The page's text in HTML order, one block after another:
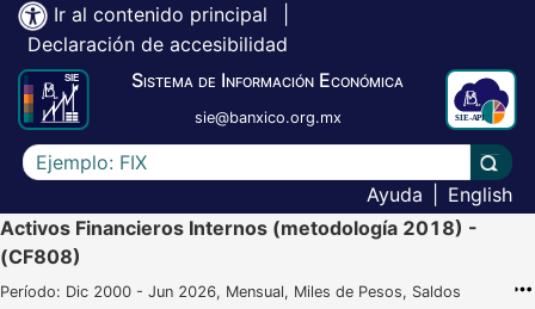
Ir al contenido principal
Declaración de accesibilidad
Sistema de Información Económica
sie@banxico.org.mx
Escriba el texto a buscar
Ayuda
English
Activos Financieros Internos (metodología 2018) -
(CF808)
Período: Dic 2000 - Jun 2026, Mensual, Miles de Pesos, Saldos